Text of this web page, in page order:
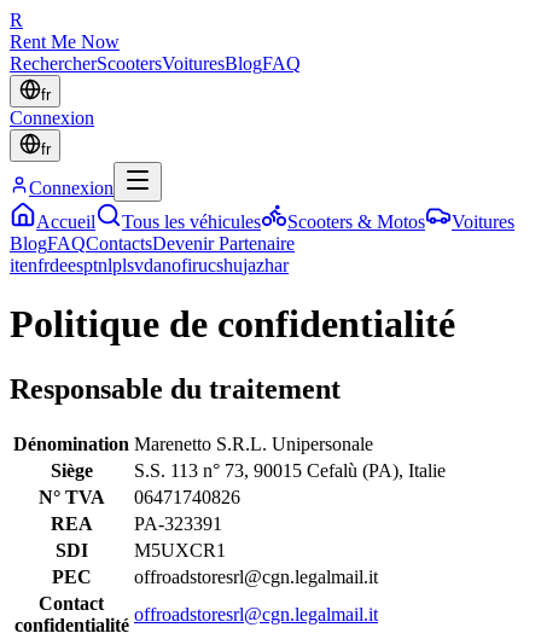
R
Rent Me Now
RechercherScootersVoituresBlogFAQ
fr
Connexion
fr
Connexion
Accueil
Tous les véhicules Scooters & Motos
Voitures
BlogFAQContactsDevenir Partenaire
itenfrdeesptnlplsvdanofirucshujazhar
Politique de confidentialité
Responsable du traitement
Dénomination Marenetto S.R.L. Unipersonale
Siège
S.S. 113 n° 73, 90015 Cefalù (PA), Italie
N° TVA
06471740826
REA
PA-323391
SDI
M5UXCR1
PEC
offroadstoresrl@cgn.legalmail.it
Contact
confidentialité
offroadstoresrl@cgn.legalmail.it